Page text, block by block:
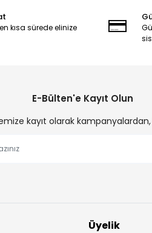
kısa sürede elinize
E-Bülten'e Kayıt Olun
kayıt olarak
Üyelik